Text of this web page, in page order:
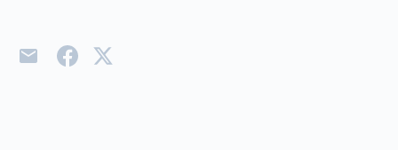
Filmzitate